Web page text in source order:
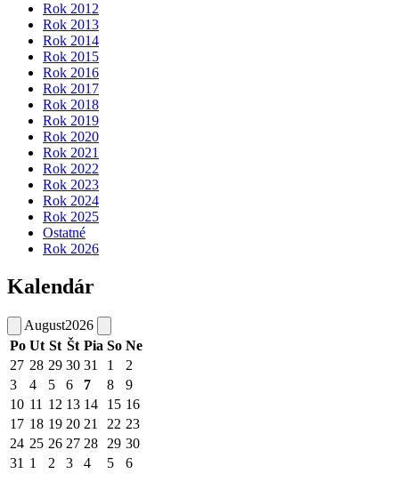
Rok 2012
Rok 2013
Rok 2014
Rok 2015
Rok 2016
Rok 2017
Rok 2018
Rok 2019
Rok 2020
Rok 2021
Rok 2022
Rok 2023
Rok 2024
Rok 2025
Ostatné
Rok 2026
Kalendár
August2026
Po Ut St Št Pia So Ne
27 28 29 30 31 1
2
3
4 5 6 7 8
9
10 11 12 13 14 15 16
17 18 19 20 21 22 23
24 25 26 27 28 29 30
31 1 2 3 4 5 6